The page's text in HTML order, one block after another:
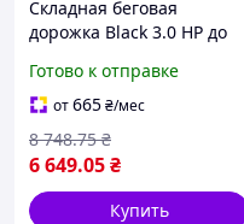
Складная беговая
дорожка Black 3.0 HP до
электрическая
компактная дорожка 8 км/
ч с пультом управления
Готово к отправке
от665₴/мес
6 649.05₴
8 748.75 ₴
Купить